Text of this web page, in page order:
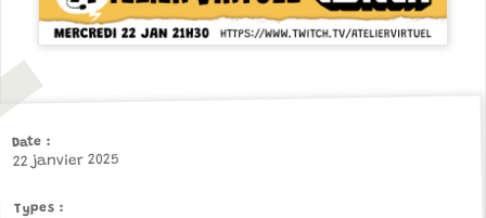
Date
22 janvier 2025
Types